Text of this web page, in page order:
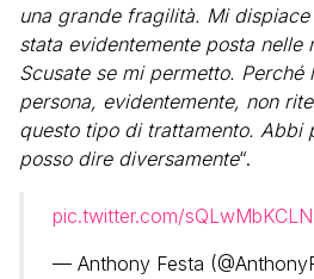
una grande fragilità. Mi
stata evidentemente posta nelle
Scusate se mi permetto.
persona, evidentemente, non
questo tipo di trattamento. Abbi
posso dire diversamente“.
pic.twitter.com/sQLwMbKCLN
— Anthony Festa